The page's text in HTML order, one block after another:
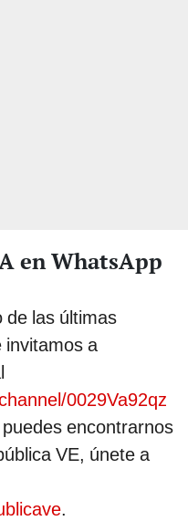
en WhatsApp
de las últimas
invitamos a
0029Va92qz
encontrarnos
VE, únete a
.